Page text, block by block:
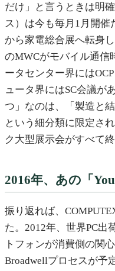
だけ」と言うときは明
ス）は今も毎月1月開催
から家電総合展へ転身
のMWCがモバイル通信
ータセンター界には
ュータ界にはSC会議が
つ」なのは、「製造と
という細分類に限定さ
ク大型展示会がすべて
2016年、あの「
振り返れば、
た。2012年、世界PC出
トフォンが消費側の関
Broadwellプロセスが予